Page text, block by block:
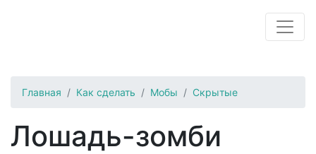
Главная Как сделать Мобы Скрытые
Лошадь-зомби